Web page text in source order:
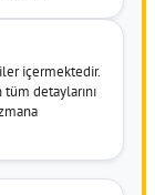
içermektedir.
tüm detaylarını